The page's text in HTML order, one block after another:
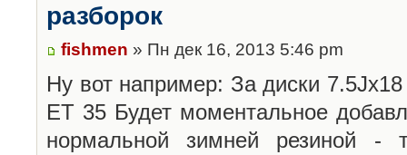
разборок
fishmen » Пн дек 16, 2013 5:46 pm
Ну вот например: За диски
ET 35 Будет моментальное
нормальной зимней резиной